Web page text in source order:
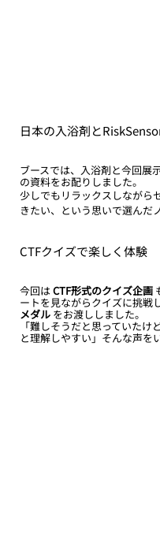
日本の入浴剤と
ブースでは、入浴剤と今回展
の資料をお配りしました。
少しでもリラックスしながら
きたい、という思いで選んだ
CTFクイズで楽しく体験
今回は CTF形式のクイズ企画
ートを見ながらクイズに挑戦
メダル をお渡ししました。
「難しそうだと思っていた
と理解しやすい」そんな声を